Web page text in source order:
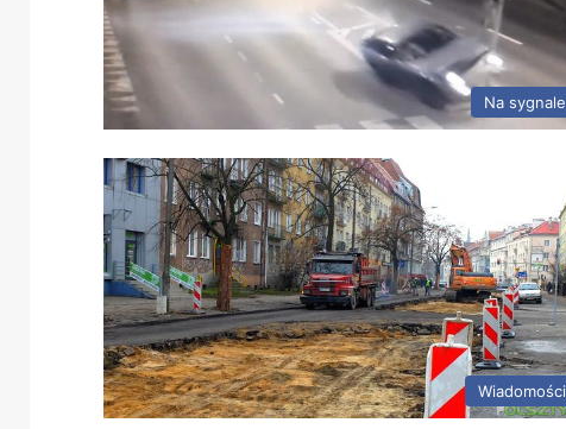
Na sygnale
Wiadomości